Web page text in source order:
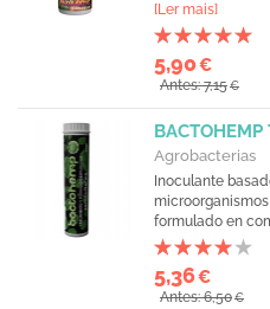
[Ler mais]
5,90€
Antes: 7,15€
BACTOHEMP
Agrobacterias
Inoculante
formulado en
5,36€
Antes: 6,50€